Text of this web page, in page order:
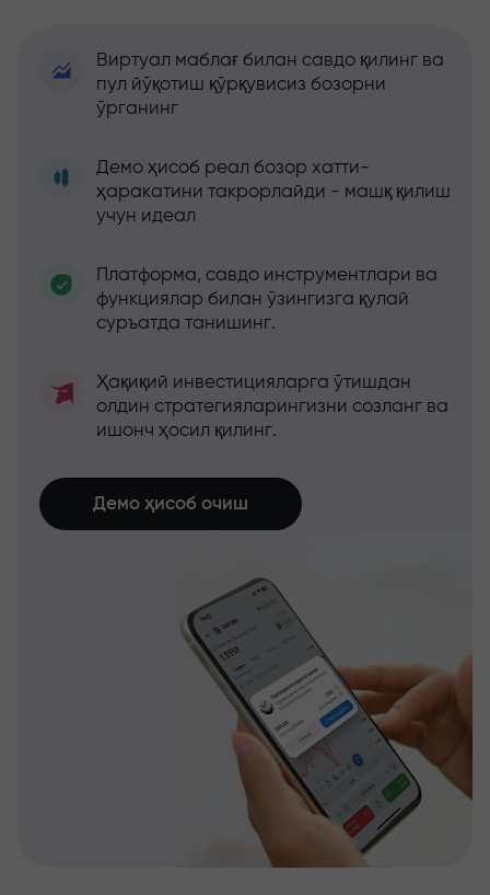
Виртуал маблағ билан савдо қилинг ва
пул йўқотиш қўрқувисиз бозорни
ўрганинг
Демо ҳисоб реал бозор хатти-
ҳаракатини такрорлайди - машқ қилиш
учун идеал
Платформа, савдо инструментлари ва
функциялар билан ўзингизга қулай
суръатда танишинг.
Ҳақиқий инвестицияларга ўтишдан
олдин стратегияларингизни созланг ва
ишонч ҳосил қилинг.
Демо ҳисоб очиш